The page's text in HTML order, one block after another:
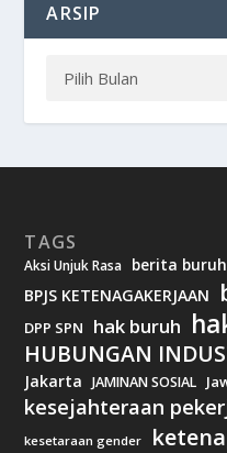
ARSIP
TAGS
Aksi Unjuk Rasa berita buruh
BPJS KETENAGAKERJAAN
DPP SPN hak buruh
HUBUNGAN
Jakarta JAMINAN SOSIAL
kesejahteraan
kesetaraan gender